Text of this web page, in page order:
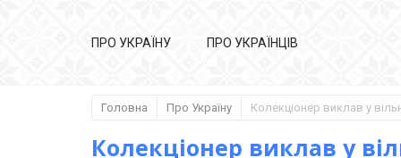
ПРО УКРАЇНУ ПРО УКРАЇНЦІВ
Головна Про Україну
Колекціонер виклав у